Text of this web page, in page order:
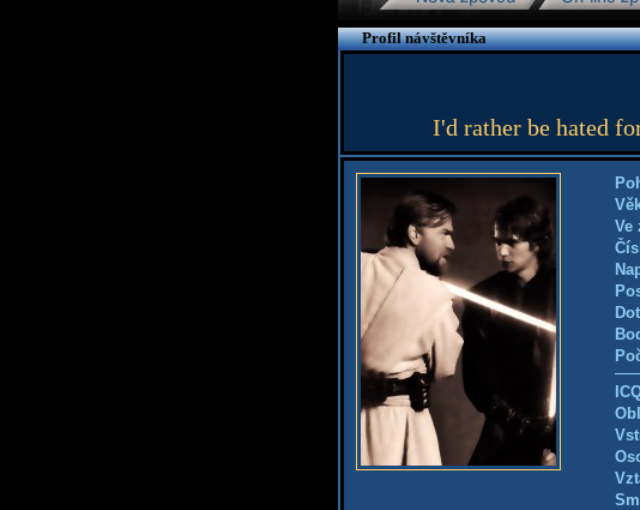
Profil návštěvníka
I'd rather be hated
Ve